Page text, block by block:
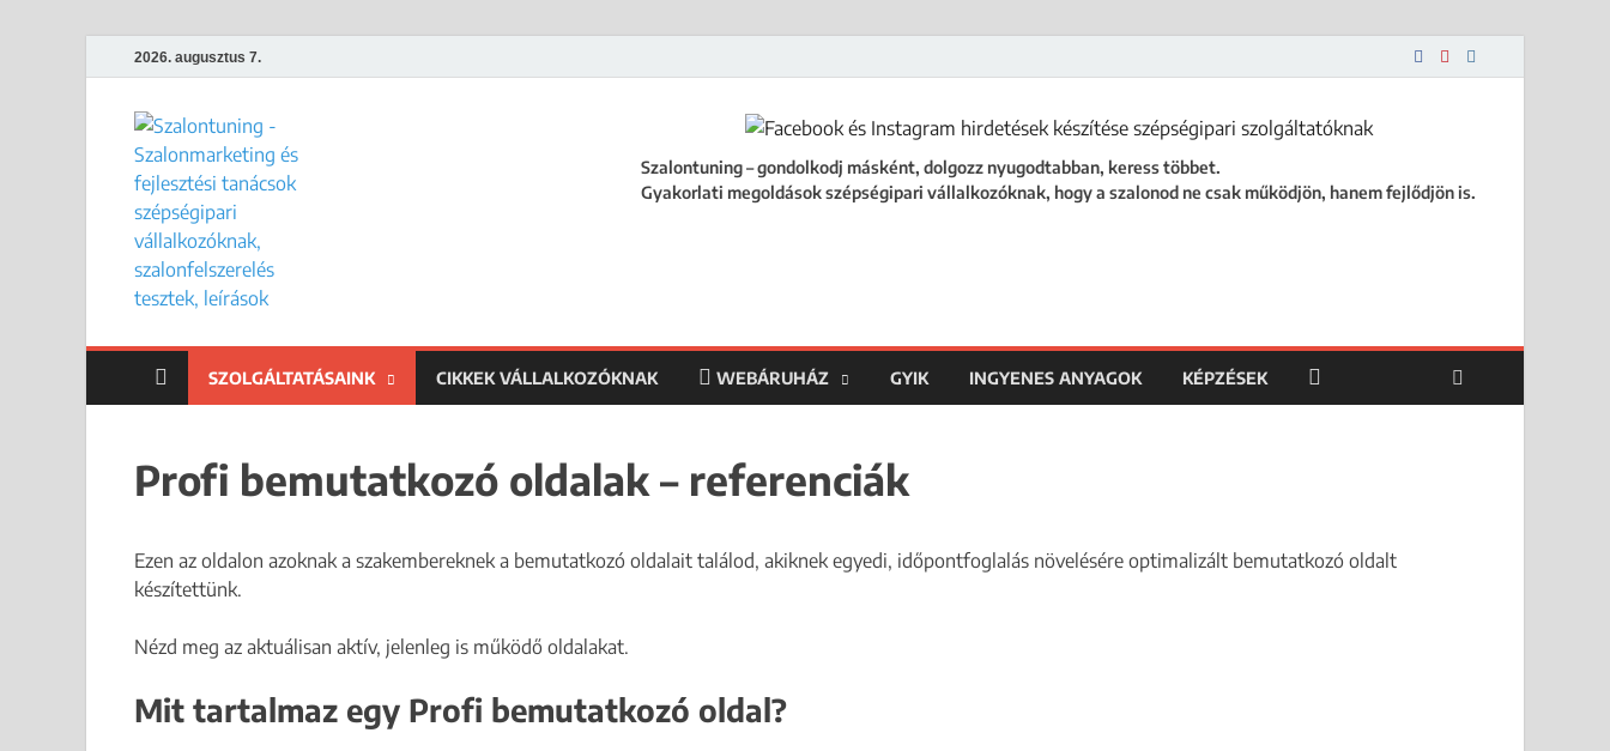
2026. augusztus 7.
Szalontuning – gondolkodj másként, dolgozz nyugodtabban, keress többet.
Gyakorlati megoldások szépségipari vállalkozóknak, hogy a szalonod ne csak működjön, hanem fejlődjön is.
SZOLGÁLTATÁSAINK CIKKEK VÁLLALKOZÓKNAK WEBÁRUHÁZ GYIK INGYENES ANYAGOK KÉPZÉSEK
Profi bemutatkozó oldalak – referenciák
Ezen az oldalon azoknak a szakembereknek a bemutatkozó oldalait találod, akiknek egyedi, időpontfoglalás növelésére optimalizált bemutatkozó oldalt
készítettünk.
Nézd meg az aktuálisan aktív, jelenleg is működő oldalakat.
Mit tartalmaz egy Profi bemutatkozó oldal?